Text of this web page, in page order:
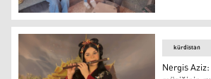
Müzikle yaşayan miras: Şam’da
kürdistan
Nergis